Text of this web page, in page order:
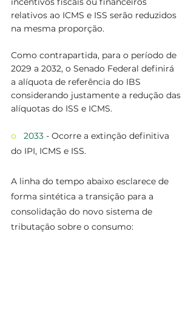
relativos ao ICMS e ISS serão reduzidos
na mesma proporção.
Como contrapartida, para o período de
2029 a 2032, o Senado Federal definirá
a alíquota de referência do IBS
considerando justamente a redução das
alíquotas do ISS e ICMS.
o 2033 - Ocorre a extinção definitiva
do IPI, ICMS e ISS.
A linha do tempo abaixo esclarece de
forma sintética a transição para a
consolidação do novo sistema de
tributação sobre o consumo: